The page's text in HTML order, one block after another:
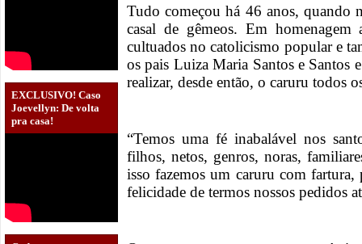
EXCLUSIVO! Caso
Joevellyn: De volta
pra casa!
Tudo começou há 46 anos, quando
casal de gêmeos. Em
cultuados no catolicismo popular e
os pais Luiza Maria Santos e Santos
realizar, desde então, o caruru todos
“Temos uma fé inabalável nos
filhos, netos, genros, noras,
isso fazemos um caruru com
felicidade de termos nossos pedidos